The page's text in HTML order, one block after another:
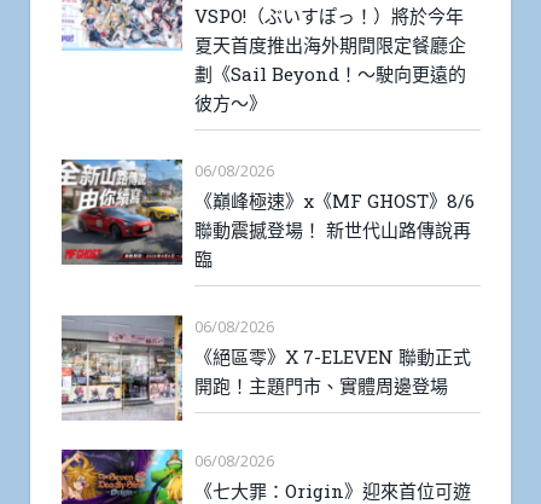
VSPO!（ぶいすぽっ！）將於今年
夏天首度推出海外期間限定餐廳企
劃《Sail Beyond！～駛向更遠的
彼方～》
06/08/2026
《巔峰極速》x《MF GHOST》8/6
聯動震撼登場！ 新世代山路傳說再
臨
06/08/2026
《絕區零》X 7-ELEVEN 聯動正式
開跑！主題門市、實體周邊登場
06/08/2026
《七大罪：Origin》迎來首位可遊